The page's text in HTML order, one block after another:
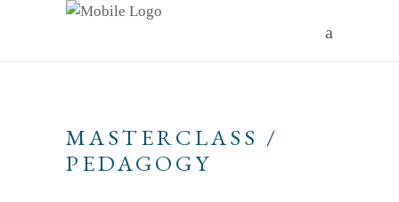
MASTERCLASS /
PEDAGOGY